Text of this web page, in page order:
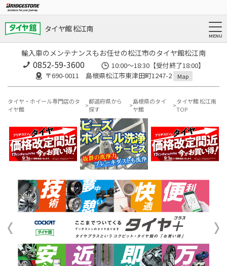
タイヤ館 松江南
輸入車のメンテナンスもお任せの松江市のタイヤ館松江南
0852-59-3600
10:00～18:30【受付終了18:00】
〒690-0011 島根県松江市東津田町1247-2
Map
タイヤ・ホイール専門店のタ
イヤ館
都道府県から
探す
島根県のタイ
ヤ館
タイヤ館 松江南
TOP